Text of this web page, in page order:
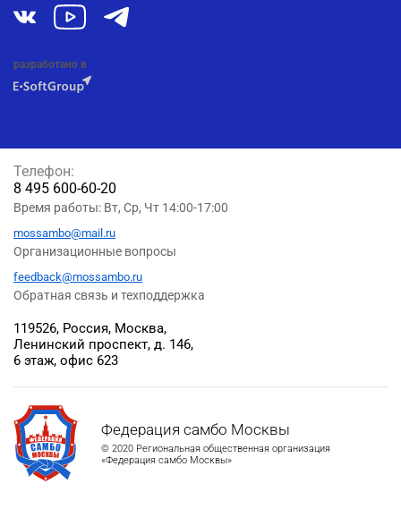
разработано в
Федерация самбо Москвы
© 2020 Региональная общественная организация
«Федерация самбо Москвы»
119526, Россия, Москва,
Ленинский проспект, д. 146,
6 этаж, офис 623
Телефон:
8 495 600-60-20
Время работы: Вт, Ср, Чт 14:00-17:00
mossambo@mail.ru
Организационные вопросы
feedback@mossambo.ru
Обратная связь и техподдержка